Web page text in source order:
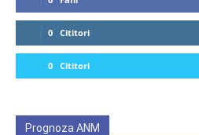
0 Cititori
0 Cititori
Prognoza ANM